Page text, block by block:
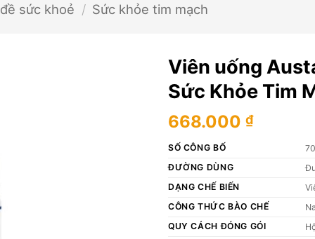
sức khoẻ / Sức khỏe tim mạch
Viên uống
Sức Khỏe Tim
668.000 ₫
SỐ CÔNG BỐ
ĐƯỜNG DÙNG
DẠNG CHẾ BIẾN
CÔNG THỨC BÀO CHẾ
QUY CÁCH ĐÓNG GÓI